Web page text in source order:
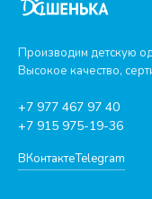
Производим детскую
Высокое качество,
+7 977 467 97 40
+7 915 975-19-36
ВКонтактеTelegram